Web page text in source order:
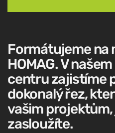
Formátujeme na
HOMAG. V
centru zajistíme
dokonalý řez,
vašim projektům,
zasloužíte.